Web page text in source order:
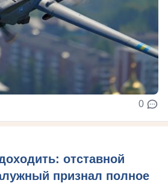
0
отставной
признал полное